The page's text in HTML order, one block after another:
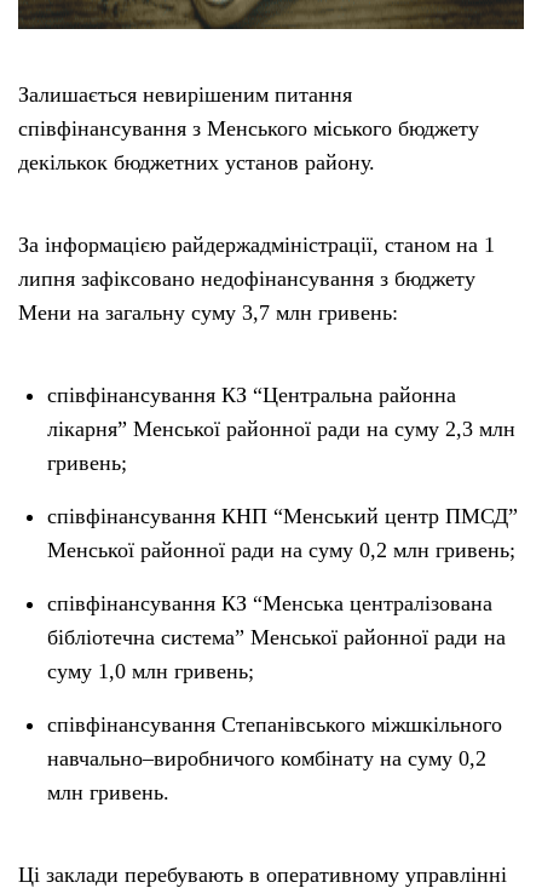
Залишається невирішеним питання
співфінансування з Менського міського бюджету
декількок бюджетних установ району.
За інформацією райдержадміністрації, станом на 1
липня зафіксовано недофінансування з бюджету
Мени на загальну суму 3,7 млн гривень:
співфінансування КЗ “Центральна районна
лікарня” Менської районної ради на суму 2,3 млн
гривень;
співфінансування КНП “Менський центр ПМСД”
Менської районної ради на суму 0,2 млн гривень;
співфінансування КЗ “Менська централізована
бібліотечна система” Менської районної ради на
суму 1,0 млн гривень;
співфінансування Степанівського міжшкільного
навчально–виробничого комбінату на суму 0,2
млн гривень.
Ці заклади перебувають в оперативному управлінні